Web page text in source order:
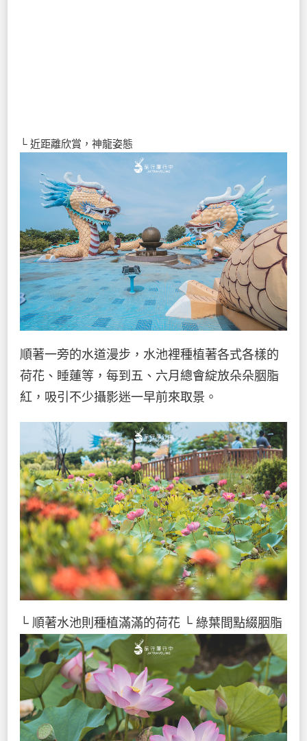
└ 近距離欣賞，神龍姿態
順著一旁的水道漫步，水池裡種植著各式各樣的
荷花、睡蓮等，每到五、六月總會綻放朵朵胭脂
紅，吸引不少攝影迷一早前來取景。
└ 順著水池則種植滿滿的荷花 └ 綠葉間點綴胭脂